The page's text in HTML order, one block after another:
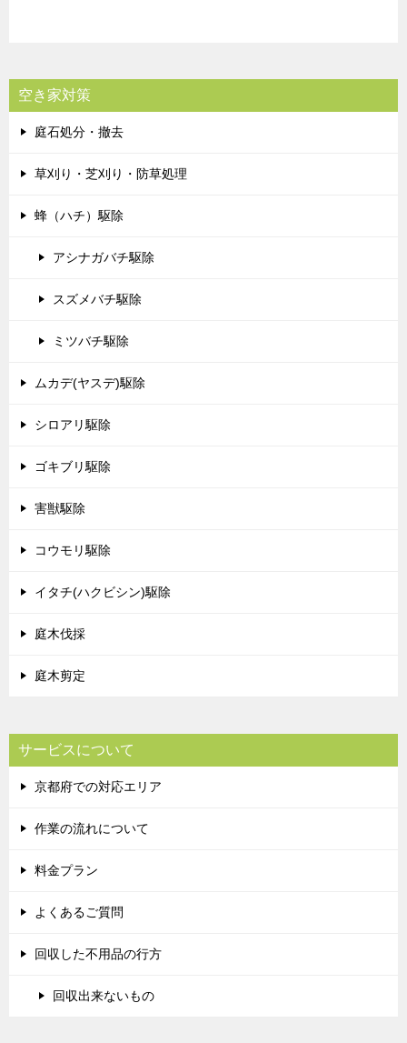
空き家対策
庭石処分・撤去
草刈り・芝刈り・防草処理
蜂（ハチ）駆除
アシナガバチ駆除
スズメバチ駆除
ミツバチ駆除
ムカデ(ヤスデ)駆除
シロアリ駆除
ゴキブリ駆除
害獣駆除
コウモリ駆除
イタチ(ハクビシン)駆除
庭木伐採
庭木剪定
サービスについて
京都府での対応エリア
作業の流れについて
料金プラン
よくあるご質問
回収した不用品の行方
回収出来ないもの